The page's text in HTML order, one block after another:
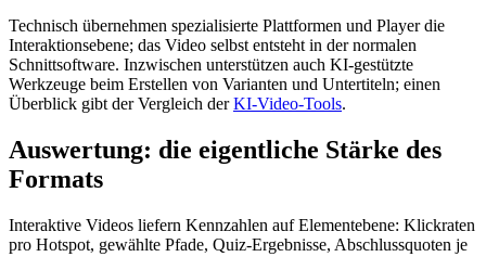
Technisch übernehmen spezialisierte Plattformen und Player die
Interaktionsebene; das Video selbst entsteht in der normalen
Schnittsoftware. Inzwischen unterstützen auch KI-gestützte
Werkzeuge beim Erstellen von Varianten und Untertiteln; einen
Überblick gibt der Vergleich derKI-Video-Tools.
Auswertung: die eigentliche Stärke des
Formats
Interaktive Videos liefern Kennzahlen auf Elementebene: Klickraten
pro Hotspot, gewählte Pfade, Quiz-Ergebnisse, Abschlussquoten je